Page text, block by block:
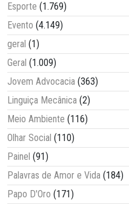
Esporte (1.769)
Evento (4.149)
geral (1)
Geral (1.009)
Jovem Advocacia (363)
Linguiça Mecânica (2)
Meio Ambiente (116)
Olhar Social (110)
Painel (91)
Palavras de Amor e Vida (184)
Papo D'Oro (171)